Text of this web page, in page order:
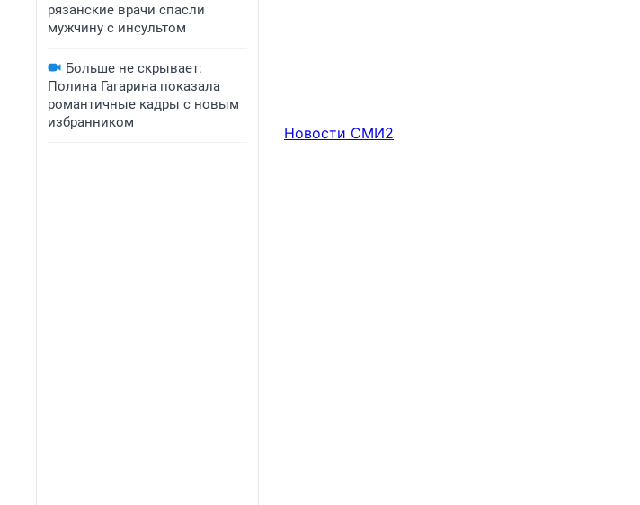
рязанские врачи спасли
мужчину с инсультом
Больше не скрывает:
Полина Гагарина показала
романтичные кадры с новым
избранником
Новости СМИ2